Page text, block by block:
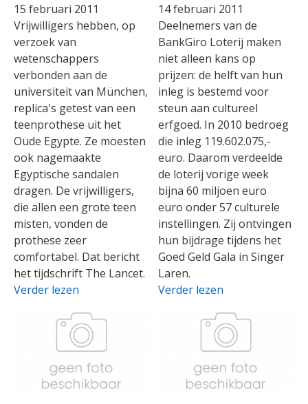
15 februari 2011
Vrijwilligers hebben, op
verzoek van
wetenschappers
verbonden aan de
universiteit van München,
replica's getest van een
teenprothese uit het
Oude Egypte. Ze moesten
ook nagemaakte
Egyptische sandalen
dragen. De vrijwilligers,
die allen een grote teen
misten, vonden de
prothese zeer
comfortabel. Dat bericht
het tijdschrift The Lancet.
Verder lezen
14 februari 2011
Deelnemers van de
BankGiro Loterij maken
niet alleen kans op
prijzen: de helft van hun
inleg is bestemd voor
steun aan cultureel
erfgoed. In 2010 bedroeg
die inleg 119.602.075,-
euro. Daarom verdeelde
de loterij vorige week
bijna 60 miljoen euro
euro onder 57 culturele
instellingen. Zij ontvingen
hun bijdrage tijdens het
Goed Geld Gala in Singer
Laren.
Verder lezen